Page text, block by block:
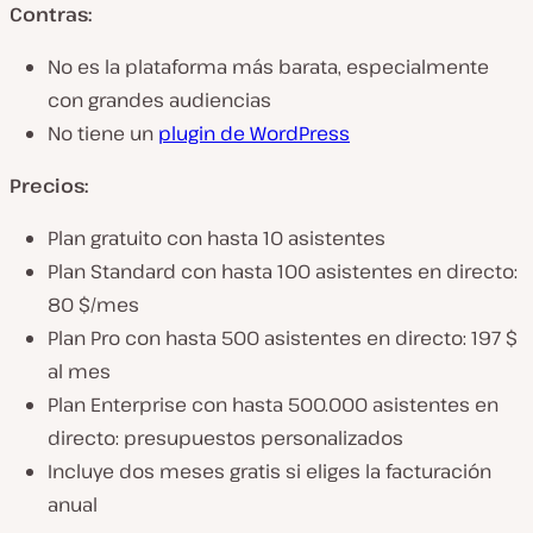
Contras:
No es la plataforma más barata, especialmente
con grandes audiencias
No tiene un plugin de WordPress
Precios:
Plan gratuito con hasta 10 asistentes
Plan Standard con hasta 100 asistentes en directo:
80 $/mes
Plan Pro con hasta 500 asistentes en directo: 197 $
al mes
Plan Enterprise con hasta 500.000 asistentes en
directo: presupuestos personalizados
Incluye dos meses gratis si eliges la facturación
anual